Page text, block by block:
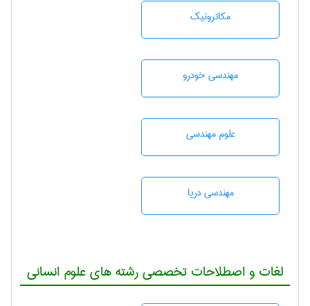
مکاترونیک
مهندسی خودرو
علوم مهندسی
مهندسی دریا
لغات و اصطلاحات تخصصی رشته های علوم انسانی